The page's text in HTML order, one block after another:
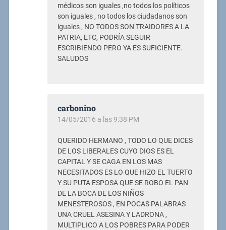
médicos son iguales ,no todos los políticos
son iguales , no todos los ciudadanos son
iguales , NO TODOS SON TRAIDORES A LA
PATRIA, ETC, PODRÍA SEGUIR
ESCRIBIENDO PERO YA ES SUFICIENTE.
SALUDOS
carbonino
14/05/2016 a las 9:38 PM
QUERIDO HERMANO , TODO LO QUE DICES
DE LOS LIBERALES CUYO DIOS ES EL
CAPITAL Y SE CAGA EN LOS MAS
NECESITADOS ES LO QUE HIZO EL TUERTO
Y SU PUTA ESPOSA QUE SE ROBO EL PAN
DE LA BOCA DE LOS NIÑOS
MENESTEROSOS , EN POCAS PALABRAS
UNA CRUEL ASESINA Y LADRONA ,
MULTIPLICO A LOS POBRES PARA PODER